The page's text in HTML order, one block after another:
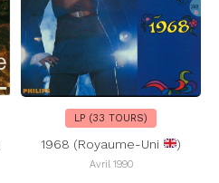
LP (33 TOURS)
1968 (Royaume-Uni )
Avril 1990